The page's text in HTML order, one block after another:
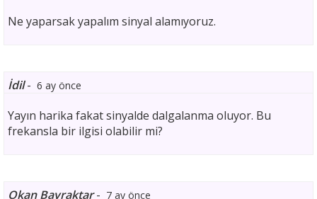
Ne yaparsak yapalım sinyal alamıyoruz.
İdil- 6 ay önce
Yayın harika fakat sinyalde dalgalanma oluyor. Bu
frekansla bir ilgisi olabilir mi?
Okan Bayraktar- 7 ay önce